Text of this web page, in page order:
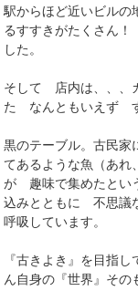
駅からほど近いビル
るすすきがたくさん
した。
そして 店内は、、、
た なんともいえず す
黒のテーブル。古民
てあるような魚（あれ
が 趣味で集めたとい
込みとともに 不思議
呼吸しています。
『古きよき』を目指
ん自身の『世界』そ